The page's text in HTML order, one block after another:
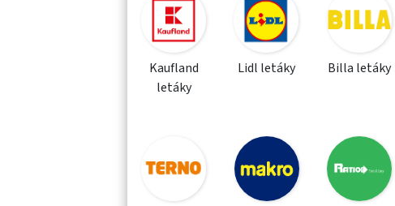
Kaufland
letáky
Lidl letáky Billa letáky